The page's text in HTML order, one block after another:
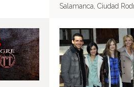
Salamanca, Ciudad